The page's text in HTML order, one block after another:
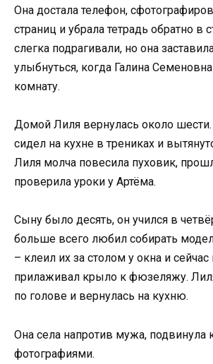
Она достала телефон,
страниц и убрала тетрадь обратно в
слегка подрагивали, но она
улыбнуться, когда Галина
комнату.
Домой Лиля вернулась около
сидел на кухне в трениках и
Лиля молча повесила пуховик,
проверила уроки у Артёма.
Сыну было десять, он учился в
больше всего любил собирать
– клеил их за столом у окна и сейчас
прилаживал крыло к фюзеляжу.
по голове и вернулась на кухню.
Она села напротив мужа, подвинула
фотографиями.